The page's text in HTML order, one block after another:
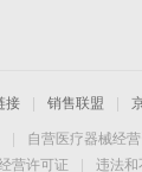
接 销售联盟
自营医疗器械经
营许可证 违法